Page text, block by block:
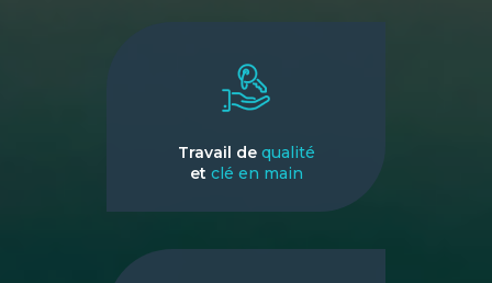
Travail de qualité
et clé en main